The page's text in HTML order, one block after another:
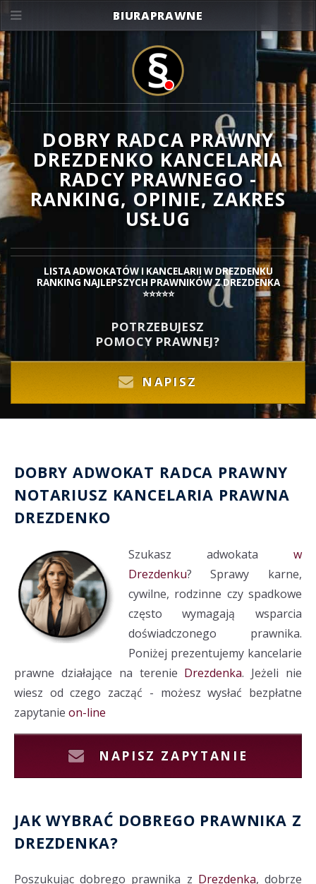
DOBRY RADCA PRAWNY
DREZDENKO KANCELARIA
RADCY PRAWNEGO -
RANKING, OPINIE, ZAKRES
USŁUG
LISTA ADWOKATÓW I KANCELARII W DREZDENKU
RANKING NAJLEPSZYCH PRAWNIKÓW Z DREZDENKA
⭐⭐⭐⭐⭐
POTRZEBUJESZ
POMOCY PRAWNEJ?
NAPISZ
DOBRYADWOKAT RADCA PRAWNY
NOTARIUSZ KANCELARIA PRAWNA
DREZDENKO
Szukasz adwokata w
Drezdenku? Sprawy karne,
cywilne, rodzinne czy spadkowe
często wymagają wsparcia
doświadczonego prawnika.
Poniżej prezentujemy kancelarie
prawne działające na terenie Drezdenka. Jeżeli nie
wiesz od czego zacząć - możesz wysłać bezpłatne
zapytanie on-line
NAPISZ ZAPYTANIE
JAK WYBRAĆ DOBREGO PRAWNIKA Z
DREZDENKA?
Poszukując dobrego prawnika z Drezdenka, dobrze
BIURAPRAWNE